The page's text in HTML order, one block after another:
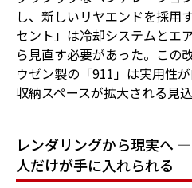
し、新しいリヤエンドを採用
セント」は冷却システムとエ
ら見直す必要があった。この
ウゼン製の「911」は実用性
収納スペースが拡大される見込
レンダリングから現実へ
人だけが手に入れられる